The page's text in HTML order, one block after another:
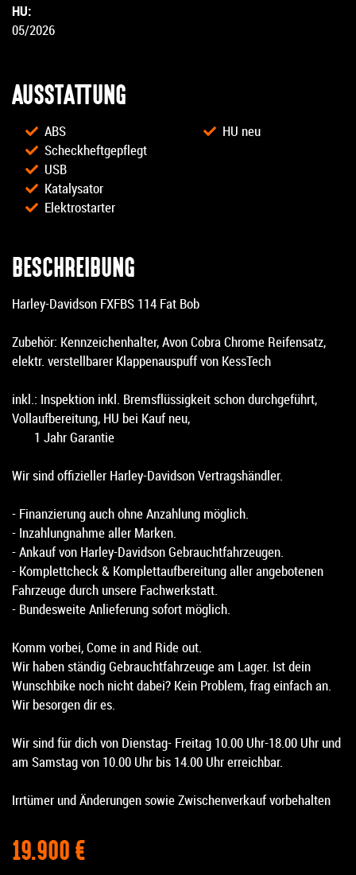
HU:
05/2026
AUSSTATTUNG
ABS
Scheckheftgepflegt
USB
Katalysator
Elektrostarter
HU neu
BESCHREIBUNG
Harley-Davidson FXFBS 114 Fat Bob
Zubehör: Kennzeichenhalter, Avon Cobra Chrome Reifensatz,
elektr. verstellbarer Klappenauspuff von KessTech
inkl.: Inspektion inkl. Bremsflüssigkeit schon durchgeführt,
Vollaufbereitung, HU bei Kauf neu,
1 Jahr Garantie
Wir sind offizieller Harley-Davidson Vertragshändler.
- Finanzierung auch ohne Anzahlung möglich.
- Inzahlungnahme aller Marken.
- Ankauf von Harley-Davidson Gebrauchtfahrzeugen.
- Komplettcheck & Komplettaufbereitung aller angebotenen
Fahrzeuge durch unsere Fachwerkstatt.
- Bundesweite Anlieferung sofort möglich.
Komm vorbei, Come in and Ride out.
Wir haben ständig Gebrauchtfahrzeuge am Lager. Ist dein
Wunschbike noch nicht dabei? Kein Problem, frag einfach an.
Wir besorgen dir es.
Wir sind für dich von Dienstag- Freitag 10.00 Uhr-18.00 Uhr und
am Samstag von 10.00 Uhr bis 14.00 Uhr erreichbar.
Irrtümer und Änderungen sowie Zwischenverkauf vorbehalten
19.900 €